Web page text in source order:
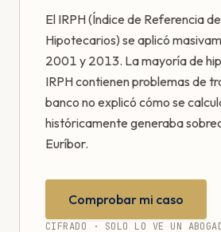
El IRPH (Índice de Referencia
Hipotecarios) se aplicó
2001 y 2013. La mayoría de
IRPH contienen problemas de
banco no explicó cómo se
históricamente generaba
Euríbor.
Comprobar mi caso
CIFRADO · SOLO LO VE UN